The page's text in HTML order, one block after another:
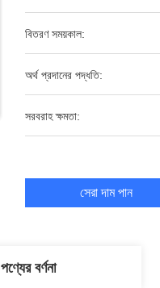
বিতরণ সময়কাল:
অর্থ প্রদানের পদ্ধতি:
সরবরাহ ক্ষমতা:
সেরা দাম পান
পণ্যের বর্ণনা